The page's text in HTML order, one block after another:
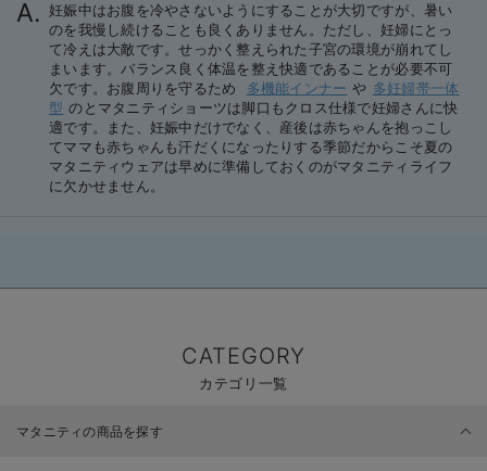
妊娠中はお腹を冷やさないようにすることが大切ですが、暑い
のを我慢し続けることも良くありません。ただし、妊婦にとっ
て冷えは大敵です。せっかく整えられた子宮の環境が崩れてし
まいます。バランス良く体温を整え快適であることが必要不可
欠です。お腹周りを守るため
多機能インナー や 多妊婦帯一体
型 のとマタニティショーツは脚口もクロス仕様で妊婦さんに快
適です。また、妊娠中だけでなく、産後は赤ちゃんを抱っこし
てママも赤ちゃんも汗だくになったりする季節だからこそ夏の
マタニティウェアは早めに準備しておくのがマタニティライフ
に欠かせません。
CATEGORY
カテゴリ一覧
マタニティの商品を探す